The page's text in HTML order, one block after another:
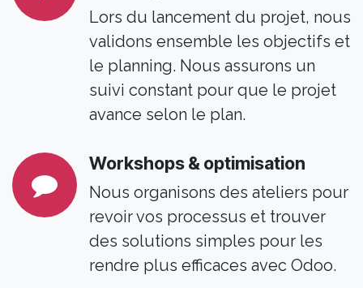
Lors du lancement du projet, nous
validons ensemble les objectifs et
le planning. Nous assurons un
suivi constant pour que le projet
avance selon le plan.
Workshops & optimisation
Nous organisons des ateliers pour
revoir vos processus et trouver
des solutions simples pour les
rendre plus efficaces avec Odoo.